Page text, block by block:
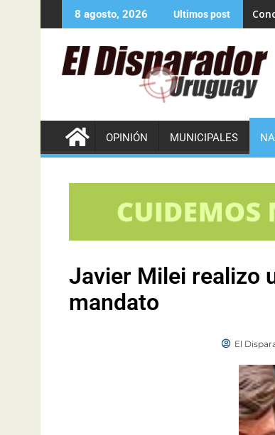
8 agosto, 2026 Ultimos post
OPINIÓN MUNICIPALES
Javier Milei realizo
mandato
El